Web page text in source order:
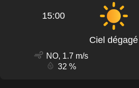
15:00
Ciel dégagé
NO, 1.7 m/s
32 %